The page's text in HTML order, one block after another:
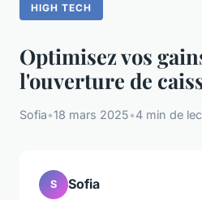
HIGH TECH
Optimisez vos
l'ouverture de
Sofia•18 mars 2025•4 min de
S Sofia